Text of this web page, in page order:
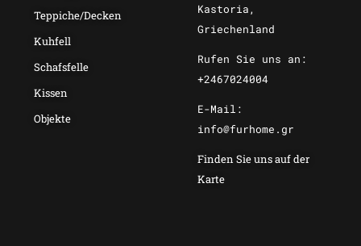
Teppiche/Decken
Kuhfell
Schafsfelle
Kissen
Objekte
Kastoria,
Griechenland
Rufen Sie uns an:
+2467024004
E-Mail:
info@furhome.gr
Finden Sie uns auf der
Karte